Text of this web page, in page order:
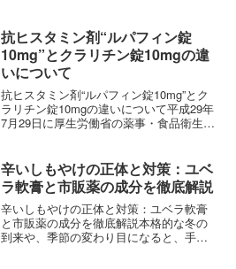
りますが、その中でもよく知られている
のがデザレックスとアレロッ...
抗ヒスタミン剤“ルパフィン錠
10mg”とクラリチン錠10mgの違
いについて
抗ヒスタミン剤“ルパフィン錠10mg”とク
ラリチン錠10mgの違いについて平成29年
7月29日に厚生労働省の薬事・食品衛生審
フマル酸塩）の承認可否が審議されま
す。 ...
辛いしもやけの正体と対策：ユベ
ラ軟膏と市販薬の成分を徹底解説
辛いしもやけの正体と対策：ユベラ軟膏
と市販薬の成分を徹底解説本格的な冬の
到来や、季節の変わり目になると、手足